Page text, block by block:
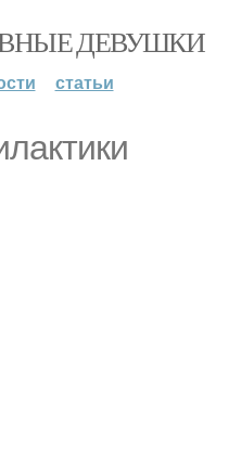
ДЕВУШКИ
статьи